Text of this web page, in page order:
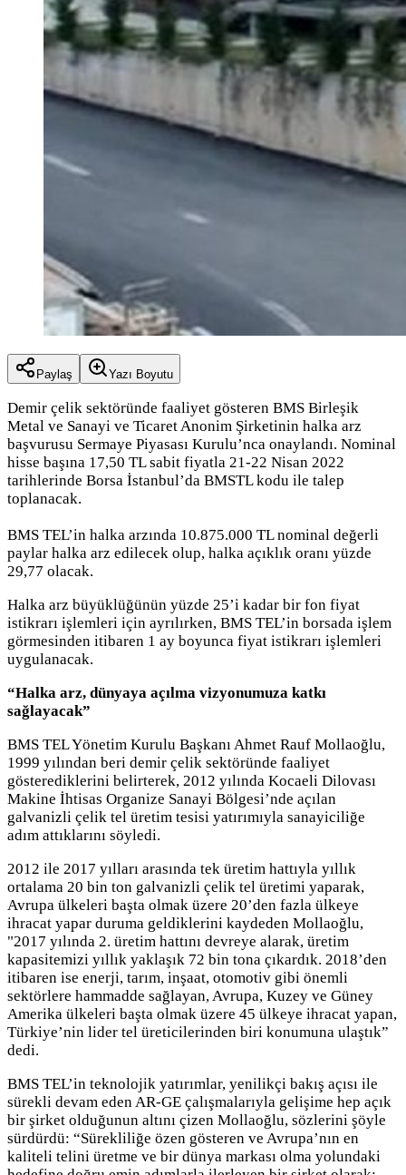
Paylaş Yazı Boyutu
Demir çelik sektöründe faaliyet gösteren BMS Birleşik
Metal ve Sanayi ve Ticaret Anonim Şirketinin halka arz
başvurusu Sermaye Piyasası Kurulu’nca onaylandı. Nominal
hisse başına 17,50 TL sabit fiyatla 21-22 Nisan 2022
tarihlerinde Borsa İstanbul’da BMSTL kodu ile talep
toplanacak.
BMS TEL’in halka arzında 10.875.000 TL nominal değerli
paylar halka arz edilecek olup, halka açıklık oranı yüzde
29,77 olacak.
Halka arz büyüklüğünün yüzde 25’i kadar bir fon fiyat
istikrarı işlemleri için ayrılırken, BMS TEL’in borsada işlem
görmesinden itibaren 1 ay boyunca fiyat istikrarı işlemleri
uygulanacak.
“Halka arz, dünyaya açılma vizyonumuza katkı
sağlayacak”
BMS TEL Yönetim Kurulu Başkanı Ahmet Rauf Mollaoğlu,
1999 yılından beri demir çelik sektöründe faaliyet
gösterediklerini belirterek, 2012 yılında Kocaeli Dilovası
Makine İhtisas Organize Sanayi Bölgesi’nde açılan
galvanizli çelik tel üretim tesisi yatırımıyla sanayiciliğe
adım attıklarını söyledi.
2012 ile 2017 yılları arasında tek üretim hattıyla yıllık
ortalama 20 bin ton galvanizli çelik tel üretimi yaparak,
Avrupa ülkeleri başta olmak üzere 20’den fazla ülkeye
ihracat yapar duruma geldiklerini kaydeden Mollaoğlu,
"2017 yılında 2. üretim hattını devreye alarak, üretim
kapasitemizi yıllık yaklaşık 72 bin tona çıkardık. 2018’den
itibaren ise enerji, tarım, inşaat, otomotiv gibi önemli
sektörlere hammadde sağlayan, Avrupa, Kuzey ve Güney
Amerika ülkeleri başta olmak üzere 45 ülkeye ihracat yapan,
Türkiye’nin lider tel üreticilerinden biri konumuna ulaştık”
dedi.
BMS TEL’in teknolojik yatırımlar, yenilikçi bakış açısı ile
sürekli devam eden AR-GE çalışmalarıyla gelişime hep açık
bir şirket olduğunun altını çizen Mollaoğlu, sözlerini şöyle
sürdürdü: “Sürekliliğe özen gösteren ve Avrupa’nın en
kaliteli telini üretme ve bir dünya markası olma yolundaki